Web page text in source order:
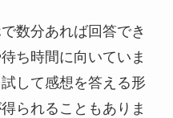
数分あれば回答でき
ち時間に向いていま
して感想を答える形
られることもありま